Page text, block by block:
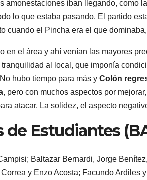
amonestaciones iban llegando, como
lo que estaba pasando. El partido
cuando el Pincha era el que
en el área y ahí venían las mayores
tranquilidad al local, que imponía
hubo tiempo para más y Colón
, pero con muchos aspectos por
atacar. La solidez, el aspecto
de Estudiantes
Baltazar Bernardi, Jorge
y Enzo Acosta; Facundo Ardiles